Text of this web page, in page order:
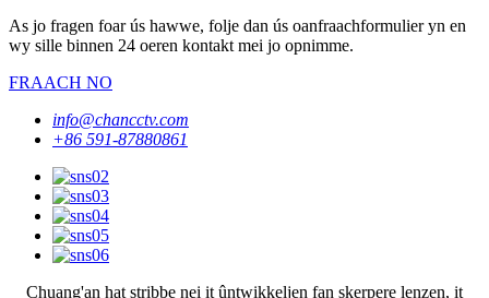
As jo ​​fragen foar ús hawwe, folje dan ús oanfraachformulier yn en
wy sille binnen 24 oeren kontakt mei jo opnimme.
FRAACH NO
info@chancctv.com
+86 591-87880861
Chuang'an hat stribbe nei it ûntwikkeljen fan skerpere lenzen, it